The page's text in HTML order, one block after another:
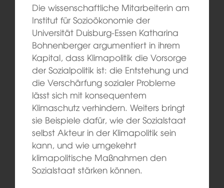
Die wissenschaftliche Mitarbeiterin am
Institut für Sozioökonomie der
Universität Duisburg-Essen Katharina
Bohnenberger argumentiert in ihrem
Kapital, dass Klimapolitik die Vorsorge
der Sozialpolitik ist: die Entstehung und
die Verschärfung sozialer Probleme
lässt sich mit konsequentem
Klimaschutz verhindern. Weiters bringt
sie Beispiele dafür, wie der Sozialstaat
selbst Akteur in der Klimapolitik sein
kann, und wie umgekehrt
klimapolitische Maßnahmen den
Sozialstaat stärken können.